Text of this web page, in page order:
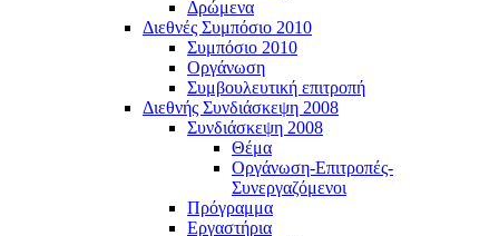
Δρώμενα
Διεθνές Συμπόσιο 2010
Συμπόσιο 2010
Οργάνωση
Συμβουλευτική επιτροπή
Διεθνής Συνδιάσκεψη 2008
Συνδιάσκεψη 2008
Θέμα
Οργάνωση-Επιτροπές-
Συνεργαζόμενοι
Πρόγραμμα
Εργαστήρια